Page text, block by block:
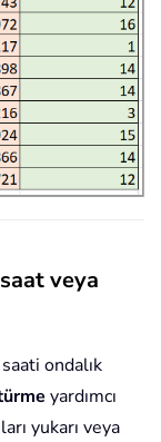
veya
ondalık
yardımcı
yukarı veya